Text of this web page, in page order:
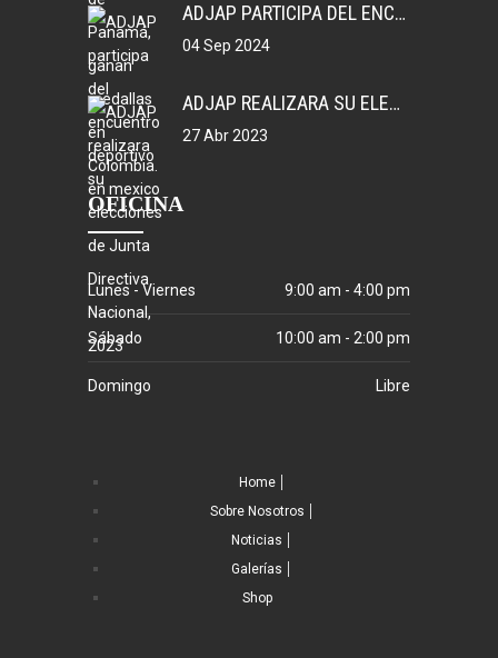
ADJAP PARTICIPA DEL ENCUENTRO DEPORTIVO EN MEXICO
04 Sep 2024
ADJAP REALIZARA SU ELECCIONES DE JUNTA DIRECTIVA NACIONAL, 2023
27 Abr 2023
OFICINA
Lunes - Viernes 9:00 am - 4:00 pm
Sábado 10:00 am - 2:00 pm
Domingo Libre
Home
Sobre Nosotros
Noticias
Galerías
Shop